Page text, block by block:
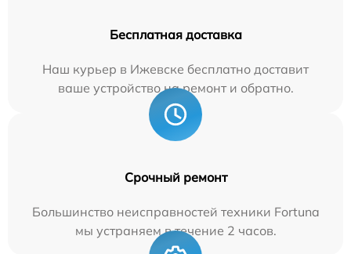
Бесплатная доставка
Наш курьер в Ижевске бесплатно доставит
ваше устройство на ремонт и обратно.
Срочный ремонт
Большинство неисправностей техники Fortuna
мы устраняем в течение 2 часов.